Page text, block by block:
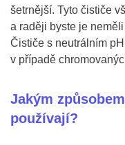
šetrnější. Tyto čističe
a raději byste je
Čističe s neutrálním
v případě
Jakým
používají?